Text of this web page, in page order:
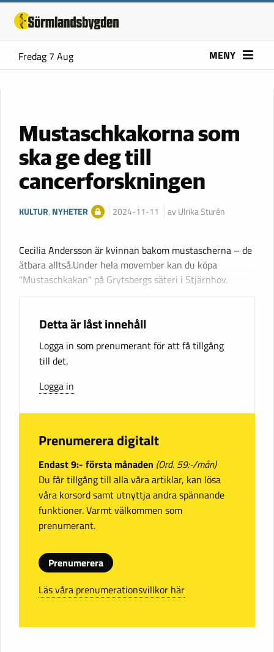
Fredag 7 Aug MENY
Mustaschkakorna som
ska ge deg till
cancerforskningen
KULTUR, NYHETER 2024-11-11 av Ulrika Sturén
Cecilia Andersson är kvinnan bakom mustascherna – de
ätbara alltså.Under hela movember kan du köpa
"Mustaschkakan" på Grytsbergs säteri i Stjärnhov.
Detta är låst innehåll
Logga in som prenumerant för att få tillgång
till det.
Logga in
Prenumerera digitalt
Endast 9:- första månaden (Ord. 59:-/mån)
Du får tillgång till alla våra artiklar, kan lösa
våra korsord samt utnyttja andra spännande
funktioner. Varmt välkommen som
prenumerant.
Prenumerera
Läs våra prenumerationsvillkor här